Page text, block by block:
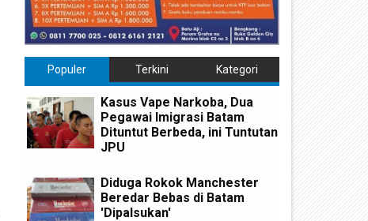
Populer Terkini Kategori
Kasus Vape Narkoba, Dua
Pegawai Imigrasi Batam
Dituntut Berbeda, ini Tuntutan
JPU
Diduga Rokok Manchester
Beredar Bebas di Batam
'Dipalsukan'